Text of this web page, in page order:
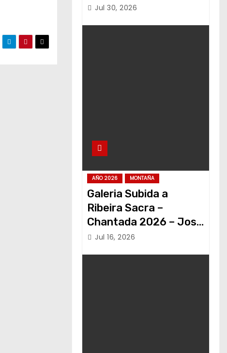
Jul 30, 2026
AÑO 2026 MONTAÑA
Galeria Subida a
Ribeira Sacra –
Chantada 2026 – Jose
Alvariño
Jul 16, 2026